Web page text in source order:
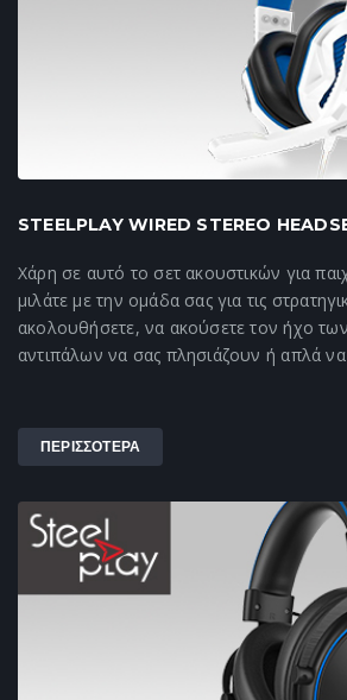
STEELPLAY WIRED STEREO
Χάρη σε αυτό το σετ ακουστικών για
μιλάτε με την ομάδα σας για τις
ακολουθήσετε, να ακούσετε τον ήχο
αντιπάλων να σας πλησιάζουν ή απλά
ΠΕΡΙΣΣΟΤΕΡΑ